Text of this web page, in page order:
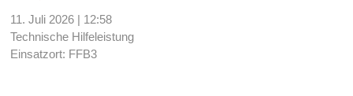
11. Juli 2026 | 12:58
Technische Hilfeleistung
Einsatzort: FFB3